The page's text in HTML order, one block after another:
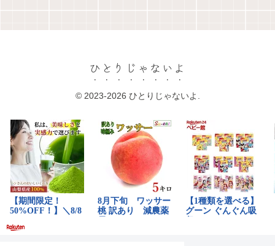
ひとりじゃないよ
© 2023-2026 ひとりじゃないよ.